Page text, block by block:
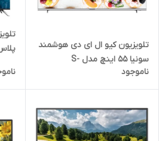
تلویزیون کیو ال ای دی هوشمند
سونیا 55 اینچ مدل S-
55QU9670
ناموجود